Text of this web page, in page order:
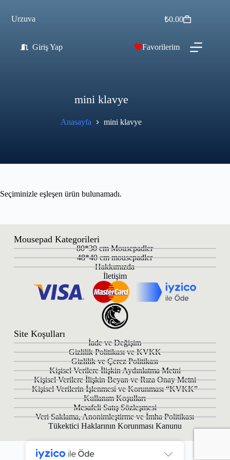
Urzuva ₺0.00
Giriş Yap Favorilerim
mini klavye
Anasayfa mini klavye
Seçiminizle eşleşen ürün bulunamadı.
Mousepad Kategorileri
80*30 cm Mousepadler
48*40 cm mousepadler
Hakkımızda
İletişim
Site Koşulları
İade ve Değişim
Gizlilik Politikası ve KVKK
Gizlilik ve Çerez Politikası
Kişisel Verilere İlişkin Aydınlatma Metni
Kişisel Verilere İlişkin Beyan ve Rıza Onay Metni
Kişisel Verilerin İşlenmesi ve Korunması “KVKK”
Kullanım Koşulları
Mesafeli Satış Sözleşmesi
Veri Saklama, Anonimleştirme ve İmha Politikası
Tükektici Haklarının Korunması Kanunu